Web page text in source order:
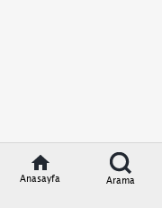
Anasayfa Arama